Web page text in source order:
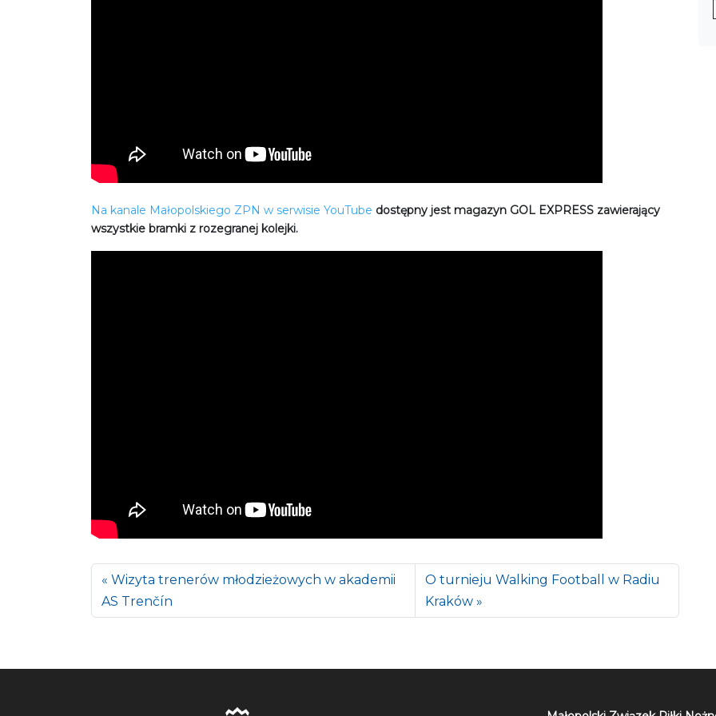
Na kanale Małopolskiego ZPN w serwisie YouTube dostępny jest magazyn GOL EXPRESS zawierający
wszystkie bramki z rozegranej kolejki.
Wizyta trenerów młodzieżowych w akademii
AS Trenčín
O turnieju Walking Football w Radiu
Kraków